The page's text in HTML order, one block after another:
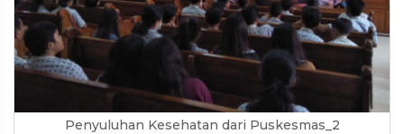
Penyuluhan Kesehatan dari Puskesmas_2